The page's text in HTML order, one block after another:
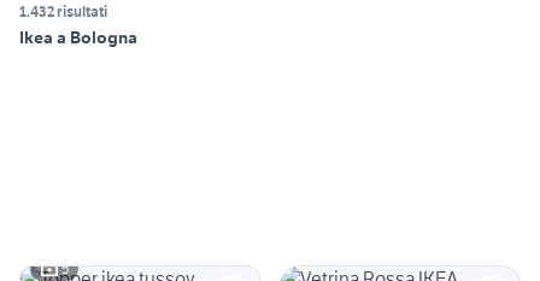
1.432 risultati
Ikea a Bologna
5